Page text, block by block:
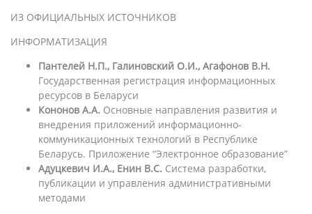
ИЗ ОФИЦИАЛЬНЫХ ИСТОЧНИКОВ
ИНФОРМАТИЗАЦИЯ
Пантелей Н.П., Галиновский О.И., Агафонов В.Н.
Государственная регистрация информационных
ресурсов в Беларуси
Кононов А.А. Основные направления развития и
внедрения приложений информационно-
коммуникационных технологий в Республике
Беларусь. Приложение “Электронное образование”
Адуцкевич И.А., Енин В.С. Система разработки,
публикации и управления административными
методами